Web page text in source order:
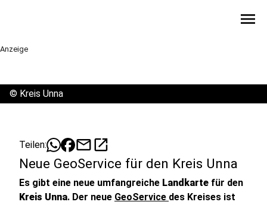
menu
Anzeige
© Kreis Unna
Teilen: mailopen_in_new
Neue GeoService für den Kreis Unna
Es gibt eine neue umfangreiche Landkarte für den
Kreis Unna. Der neue GeoService des Kreises ist